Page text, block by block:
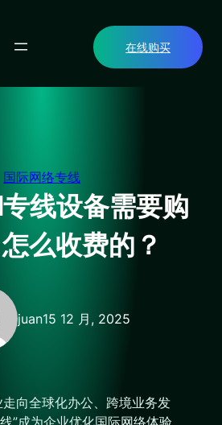
在线购买
国际网络专线
线设备需要购
么收费的？
juan15 12 月, 2025
向全球化办公、跨境业务发
”成为企业优化国际网络体验